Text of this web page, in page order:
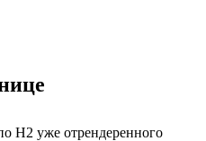
H2 уже отрендеренного